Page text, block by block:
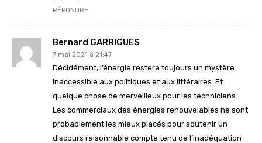
RÉPONDRE
Bernard GARRIGUES
7 mai 2021 à 21:47
Décidément, l’énergie restera toujours un mystère
inaccessible aux politiques et aux littéraires. Et
quelque chose de merveilleux pour les techniciens.
Les commerciaux des énergies renouvelables ne sont
probablement les mieux placés pour soutenir un
discours raisonnable compte tenu de l’inadéquation